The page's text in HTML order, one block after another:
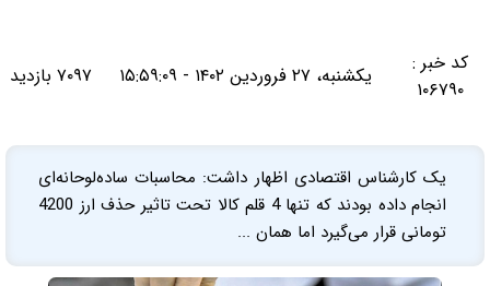
کد خبر :
۱۰۶۷۹۰
یکشنبه، ۲۷ فروردین ۱۴۰۲ - ۱۵:۵۹:۰۹ ۷۰۹۷ بازدید
یک کارشناس اقتصادی اظهار داشت: محاسبات ساده‌‌لوحانه‌‌ای
انجام داده بودند که تنها 4 قلم کالا تحت تاثیر حذف ارز 4200
تومانی قرار می‌گیرد اما همان ...